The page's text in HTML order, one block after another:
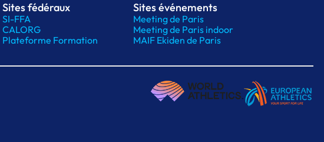
Sites fédéraux
SI-FFA
CALORG
Plateforme Formation
Sites événements
Meeting de Paris
Meeting de Paris indoor
MAIF Ekiden de Paris